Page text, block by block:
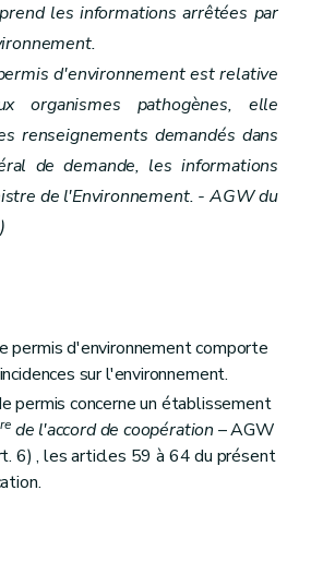
les informations arrêtées par
d'environnement est relative
organismes pathogènes, elle
renseignements demandés dans
de demande, les informations
de l'Environnement. - AGW du
permis d'environnement comporte
sur l'environnement.
permis concerne un établissement
rede l'accord de coopération – AGW
6) , les articles 59 à 64 du présent